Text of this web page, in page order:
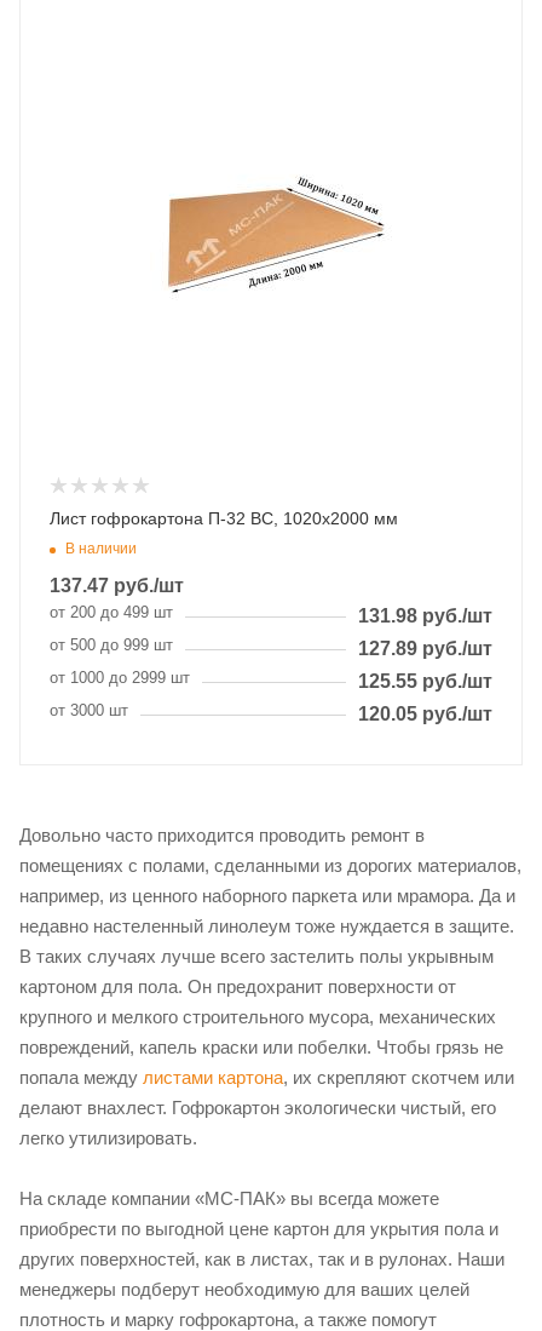
Лист гофрокартона П-32 BC, 1020х2000 мм
В наличии
137.47 руб./шт
от 200 до 499 шт 131.98 руб./шт
от 500 до 999 шт 127.89 руб./шт
от 1000 до 2999 шт 125.55 руб./шт
от 3000 шт 120.05 руб./шт
Довольно часто приходится проводить ремонт в
помещениях с полами, сделанными из дорогих материалов,
например, из ценного наборного паркета или мрамора. Да и
недавно настеленный линолеум тоже нуждается в защите.
В таких случаях лучше всего застелить полы укрывным
картоном для пола. Он предохранит поверхности от
крупного и мелкого строительного мусора, механических
повреждений, капель краски или побелки. Чтобы грязь не
попала между листами картона, их скрепляют скотчем или
делают внахлест. Гофрокартон экологически чистый, его
легко утилизировать.
На складе компании «МС-ПАК» вы всегда можете
приобрести по выгодной цене картон для укрытия пола и
других поверхностей, как в листах, так и в рулонах. Наши
менеджеры подберут необходимую для ваших целей
плотность и марку гофрокартона, а также помогут